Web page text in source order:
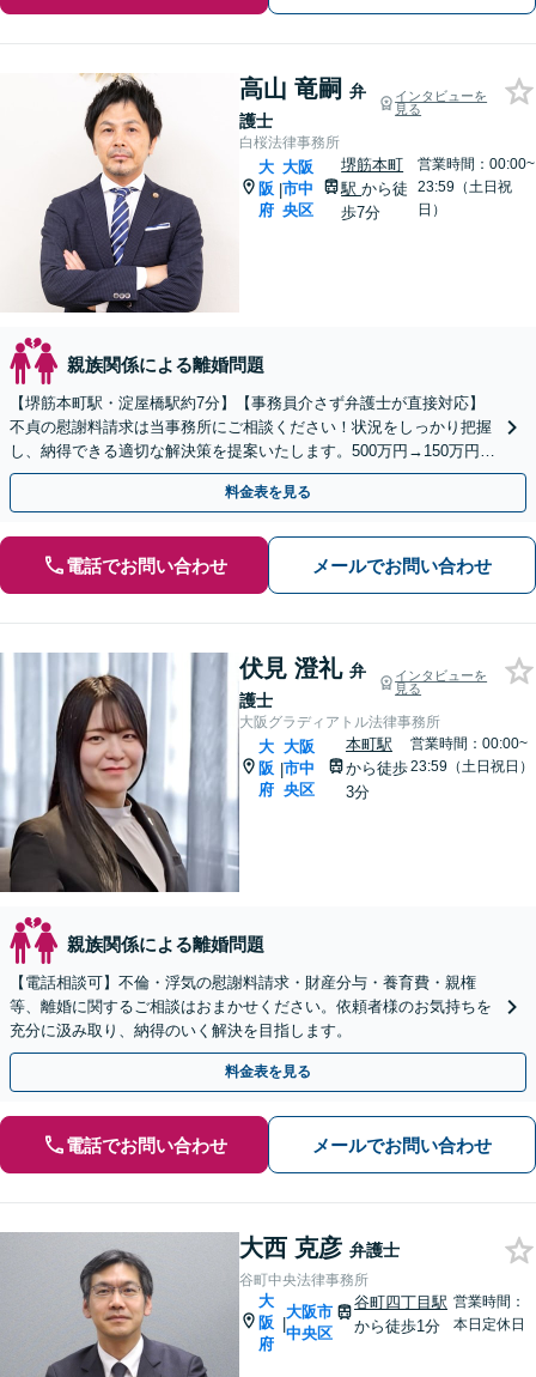
高山 竜嗣 弁
護士
インタビューを
見る
白桜法律事務所
大
阪
府
|
大阪
市中
央区
堺筋本町
駅から徒
歩7分
営業時間：00:00~
23:59（土日祝
日）
親族関係による離婚問題
【堺筋本町駅・淀屋橋駅約7分】【事務員介さず弁護士が直接対応】
不貞の慰謝料請求は当事務所にご相談ください！状況をしっかり把握
し、納得できる適切な解決策を提案いたします。500万円→150万円へ
の減額交渉成功事例あり【電話／メール相談可】
料金表を見る
電話でお問い合わせ メールでお問い合わせ
伏見 澄礼 弁
護士
インタビューを
見る
大阪グラディアトル法律事務所
大
阪
府
|
大阪
市中
央区
本町駅
から徒歩
3分
営業時間：00:00~
23:59（土日祝日）
親族関係による離婚問題
【電話相談可】不倫・浮気の慰謝料請求・財産分与・養育費・親権
等、離婚に関するご相談はおまかせください。依頼者様のお気持ちを
充分に汲み取り、納得のいく解決を目指します。
料金表を見る
電話でお問い合わせ メールでお問い合わせ
大西 克彦 弁護士
谷町中央法律事務所
大
阪
府
|
大阪市
中央区
谷町四丁目駅
から徒歩1分
営業時間：
本日定休日